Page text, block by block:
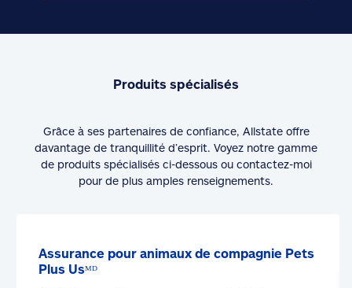
Produits spécialisés
Grâce à ses partenaires de confiance, Allstate offre
davantage de tranquillité d’esprit. Voyez notre gamme
de produits spécialisés ci-dessous ou contactez-moi
pour de plus amples renseignements.
Assurance pour animaux de compagnie Pets
Plus Usᴹᴰ